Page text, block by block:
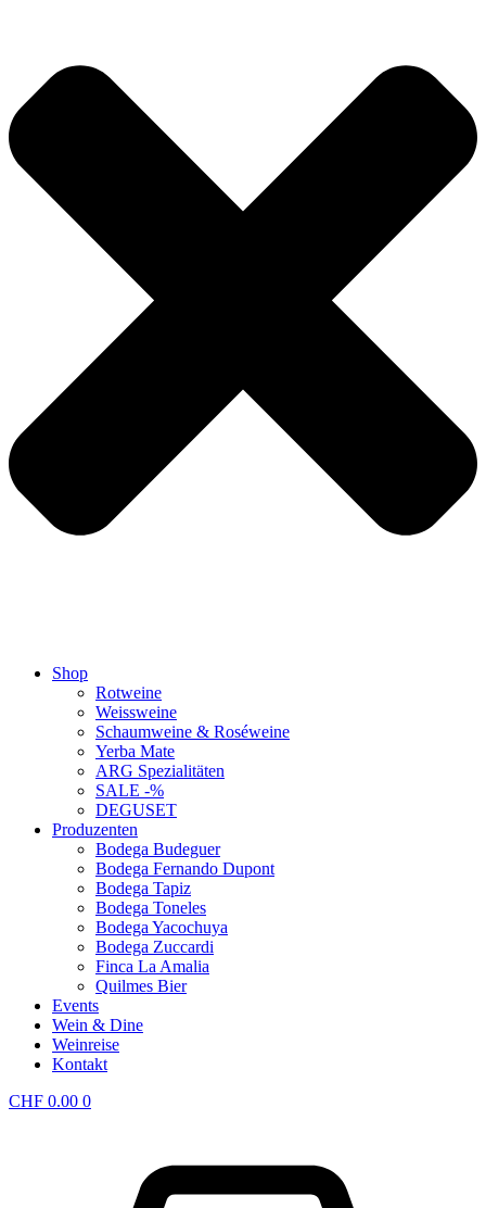
Shop
Rotweine
Weissweine
Schaumweine & Roséweine
Yerba Mate
ARG Spezialitäten
SALE -%
DEGUSET
Produzenten
Bodega Budeguer
Bodega Fernando Dupont
Bodega Tapiz
Bodega Toneles
Bodega Yacochuya
Bodega Zuccardi
Finca La Amalia
Quilmes Bier
Events
Wein & Dine
Weinreise
Kontakt
CHF 0.00 0